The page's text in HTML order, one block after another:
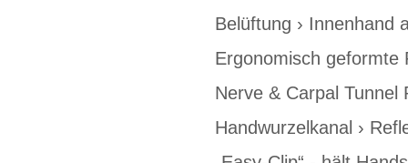
Belüftung › Innenhand
Ergonomisch geformte
Nerve & Carpal
Handwurzelkanal ›